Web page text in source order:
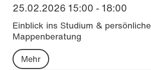
25.02.2026 15:00 - 18:00
Einblick ins Studium & persönliche
Mappenberatung
Mehr